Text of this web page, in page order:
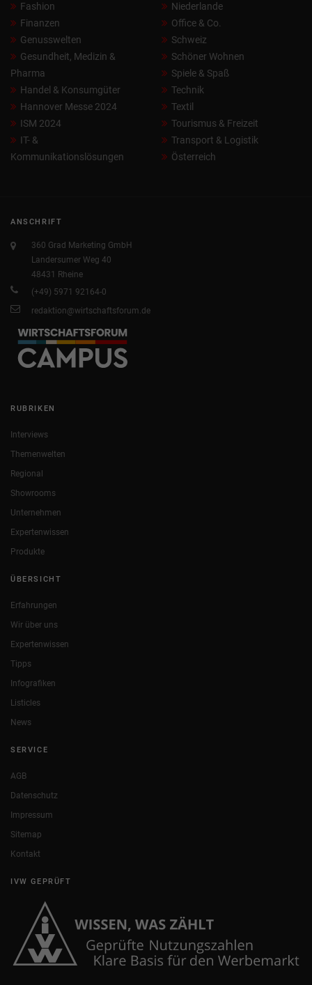
Fashion
Finanzen
Genusswelten
Gesundheit, Medizin &
Pharma
Handel & Konsumgüter
Hannover Messe 2024
ISM 2024
IT- &
Kommunikationslösungen
Niederlande
Office & Co.
Schweiz
Schöner Wohnen
Spiele & Spaß
Technik
Textil
Tourismus & Freizeit
Transport & Logistik
Österreich
ANSCHRIFT
360 Grad Marketing GmbH
Landersumer Weg 40
48431 Rheine
(+49) 5971 92164-0
redaktion@wirtschaftsforum.de
RUBRIKEN
Interviews
Themenwelten
Regional
Showrooms
Unternehmen
Expertenwissen
Produkte
ÜBERSICHT
Erfahrungen
Wir über uns
Expertenwissen
Tipps
Infografiken
Listicles
News
SERVICE
AGB
Datenschutz
Impressum
Sitemap
Kontakt
IVW GEPRÜFT